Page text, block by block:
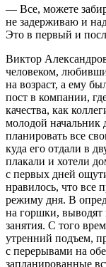
— Все, можете
не задерживаю и
Это в первый и
Виктор
человеком,
на возраст, а ему
пост в компании,
качества, как
молодой начальник
планировать все
куда его отдали в
плакали и хотели
с первых дней
нравилось, что все
режиму дня. В
на горшки, выводят
занятия. С того
утренний подъем,
с перерывами на
запланированные